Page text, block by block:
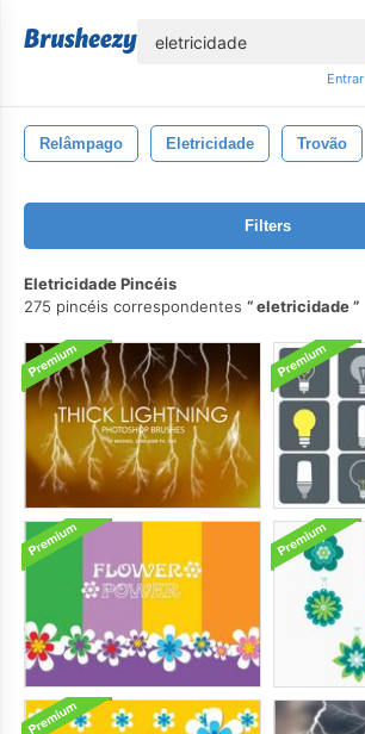
Entrar
Relâmpago Eletricidade Trovão
Filters
Eletricidade Pincéis
275 pincéis correspondentes
eletricidade